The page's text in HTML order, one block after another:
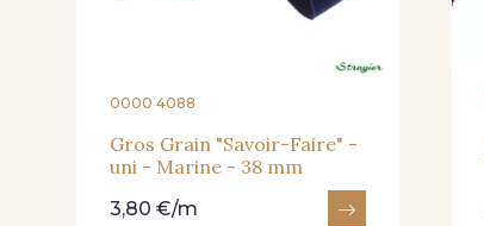
921 - Azur
59 - 59
0000 4088
Gros Grain "Savoir-Faire" -
uni - Marine - 38 mm
3,80 €/m